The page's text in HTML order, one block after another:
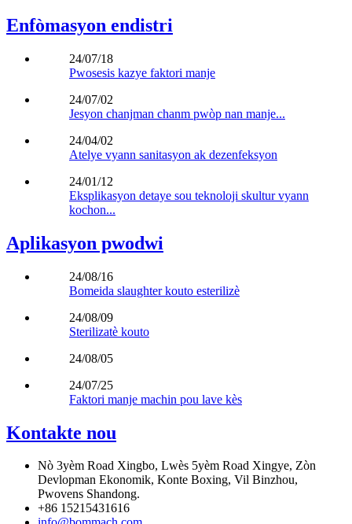
Enfòmasyon endistri
24/07/18
Pwosesis kazye faktori manje
24/07/02
Jesyon chanjman chanm pwòp nan manje...
24/04/02
Atelye vyann sanitasyon ak dezenfeksyon
24/01/12
Eksplikasyon detaye sou teknoloji skultur vyann
kochon...
Aplikasyon pwodwi
24/08/16
Bomeida slaughter kouto esterilizè
24/08/09
Sterilizatè kouto
24/08/05
24/07/25
Faktori manje machin pou lave kès
Kontakte nou
Nò 3yèm Road Xingbo, Lwès 5yèm Road Xingye, Zòn
Devlopman Ekonomik, Konte Boxing, Vil Binzhou,
Pwovens Shandong.
+86 15215431616